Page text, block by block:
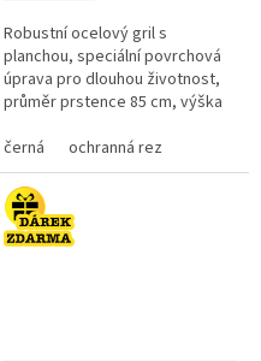
Robustní ocelový gril s
planchou, speciální povrchová
úprava pro dlouhou životnost,
průměr prstence 85 cm, výška
ukládání dřeva, dvojitý plášť. V...
černá ochranná rez